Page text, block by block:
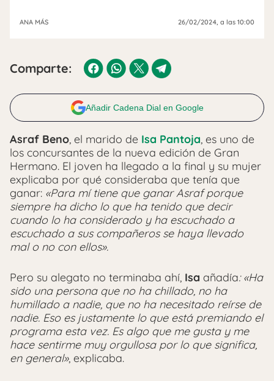
ANA MÁS 26/02/2024, a las 10:00
Comparte:
Añadir Cadena Dial en Google
Asraf Beno, el marido de Isa Pantoja, es uno de
los concursantes de la nueva edición de Gran
Hermano. El joven ha llegado a la final y su mujer
explicaba por qué consideraba que tenía que
ganar: «Para mí tiene que ganar Asraf porque
siempre ha dicho lo que ha tenido que decir
cuando lo ha considerado y ha escuchado a
escuchado a sus compañeros se haya llevado
mal o no con ellos».
Pero su alegato no terminaba ahí, Isa añadía: «Ha
sido una persona que no ha chillado, no ha
humillado a nadie, que no ha necesitado reírse de
nadie. Eso es justamente lo que está premiando el
programa esta vez. Es algo que me gusta y me
hace sentirme muy orgullosa por lo que significa,
en general», explicaba.